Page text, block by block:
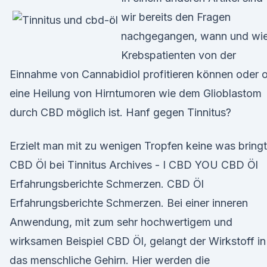
wir bereits den Fragen
nachgegangen, wann und
Krebspatienten von der
Einnahme von Cannabidiol profitieren können oder
eine Heilung von Hirntumoren wie dem Glioblastom
durch CBD möglich ist. Hanf gegen Tinnitus?
Erzielt man mit zu wenigen Tropfen keine was bringt
CBD Öl bei Tinnitus Archives - I CBD YOU CBD Öl
Erfahrungsberichte Schmerzen. CBD Öl
Erfahrungsberichte Schmerzen. Bei einer inneren
Anwendung, mit zum sehr hochwertigem und
wirksamen Beispiel CBD Öl, gelangt der Wirkstoff in
das menschliche Gehirn. Hier werden die